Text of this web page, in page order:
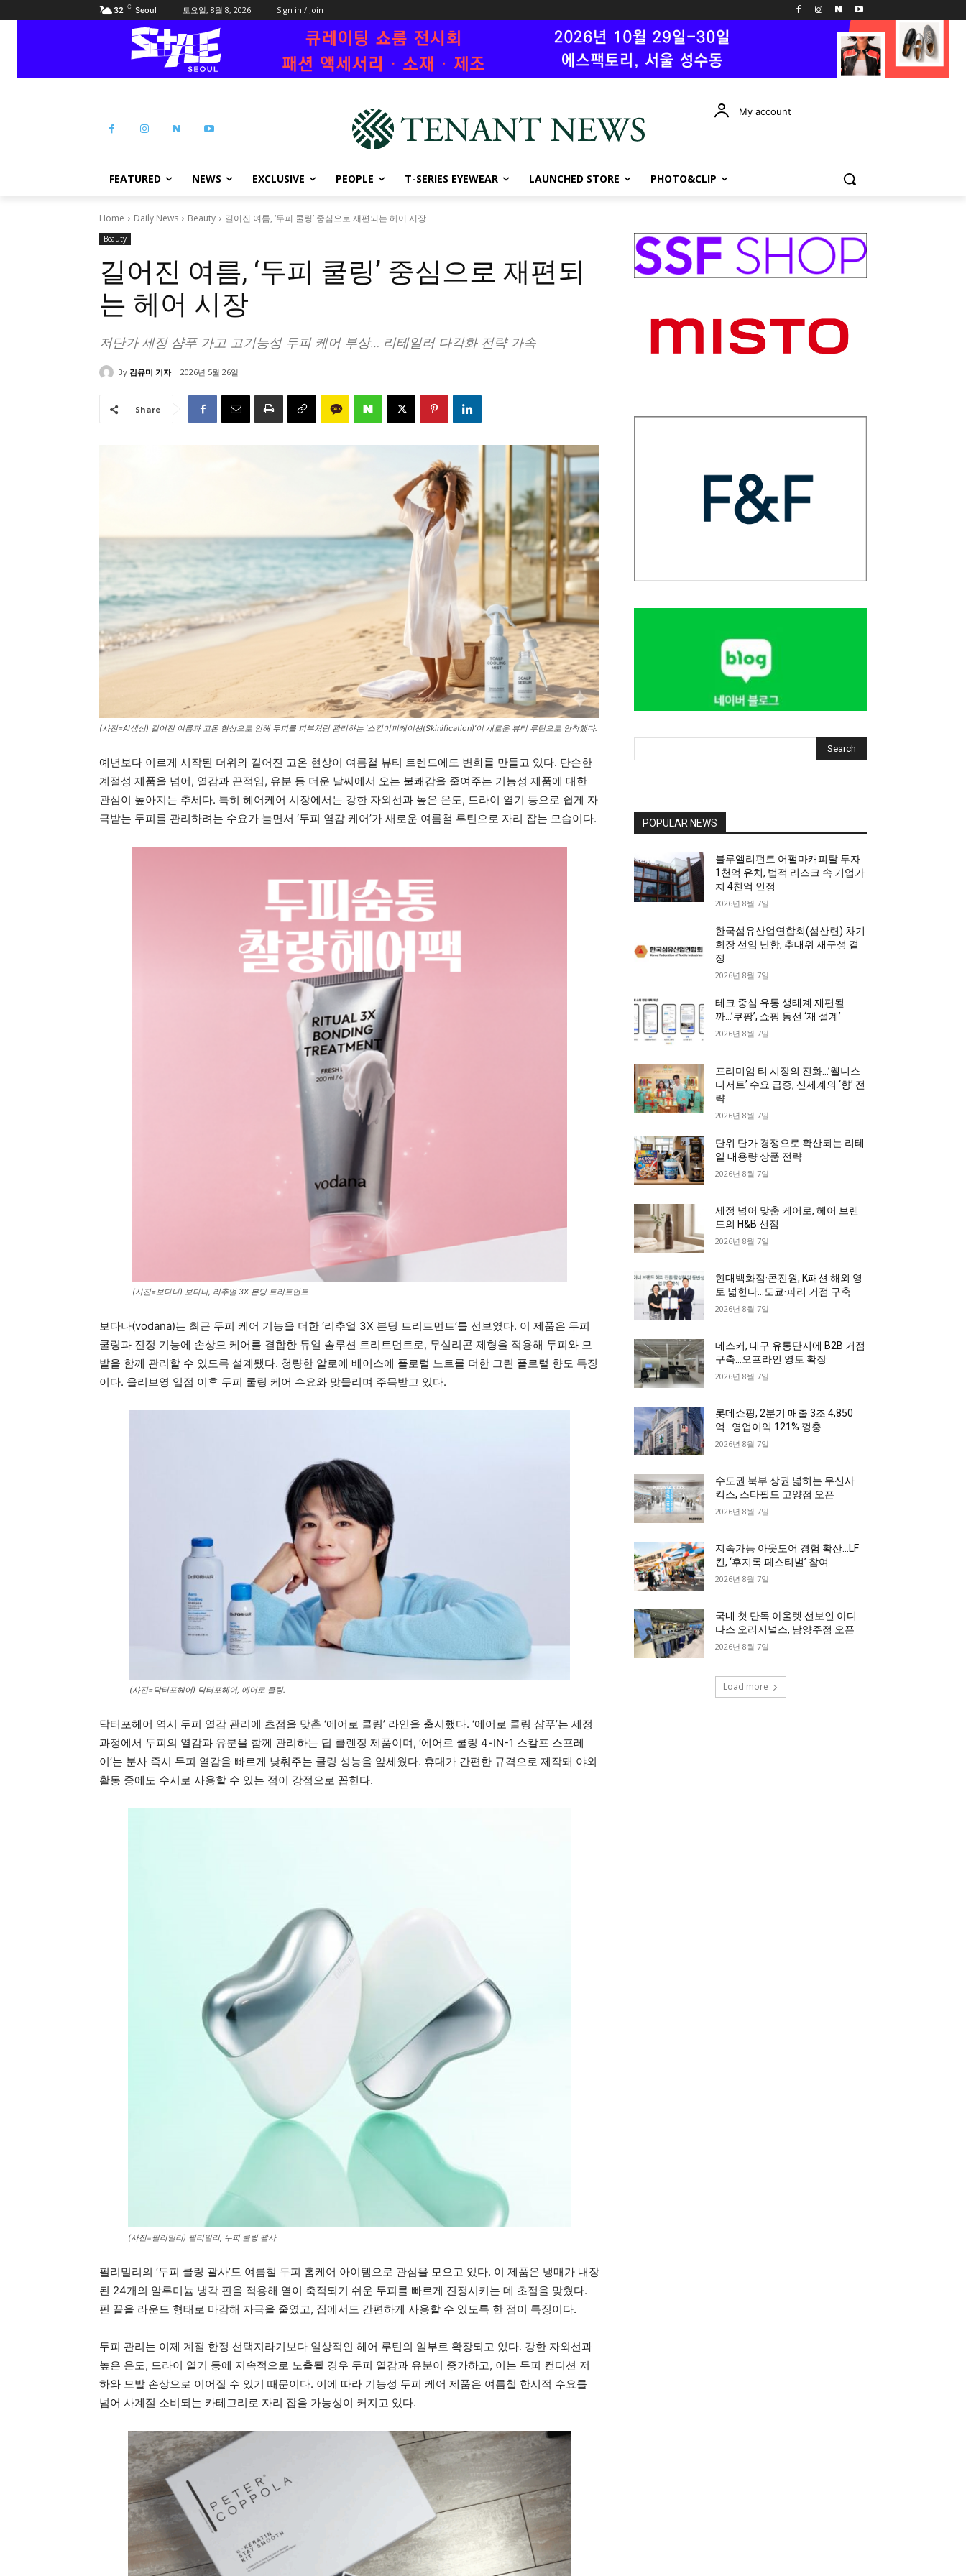
32 C Seoul 토요일, 8월 8, 2026 Sign in / Join
My account
FEATURED NEWS EXCLUSIVE PEOPLE T-SERIES EYEWEAR LAUNCHED STORE PHOTO&CLIP
Home Daily News Beauty 길어진 여름, ‘두피 쿨링’ 중심으로 재편되는 헤어 시장
Beauty
길어진 여름, ‘두피 쿨링’ 중심으로 재편되
는 헤어 시장
저단가 세정 샴푸 가고 고기능성 두피 케어 부상… 리테일러 다각화 전략 가속
By 김유미 기자 2026년 5월 26일
Share
(사진=AI생성) 길어진 여름과 고온 현상으로 인해 두피를 피부처럼 관리하는 ‘스킨이피케이션(Skinification)’이 새로운 뷰티 루틴으로 안착했다.
예년보다 이르게 시작된 더위와 길어진 고온 현상이 여름철 뷰티 트렌드에도 변화를 만들고 있다. 단순한
계절성 제품을 넘어, 열감과 끈적임, 유분 등 더운 날씨에서 오는 불쾌감을 줄여주는 기능성 제품에 대한
관심이 높아지는 추세다. 특히 헤어케어 시장에서는 강한 자외선과 높은 온도, 드라이 열기 등으로 쉽게 자
극받는 두피를 관리하려는 수요가 늘면서 ‘두피 열감 케어’가 새로운 여름철 루틴으로 자리 잡는 모습이다.
(사진=보다나) 보다나, 리추얼 3X 본딩 트리트먼트
보다나(vodana)는 최근 두피 케어 기능을 더한 ‘리추얼 3X 본딩 트리트먼트’를 선보였다. 이 제품은 두피
쿨링과 진정 기능에 손상모 케어를 결합한 듀얼 솔루션 트리트먼트로, 무실리콘 제형을 적용해 두피와 모
발을 함께 관리할 수 있도록 설계됐다. 청량한 알로에 베이스에 플로럴 노트를 더한 그린 플로럴 향도 특징
이다. 올리브영 입점 이후 두피 쿨링 케어 수요와 맞물리며 주목받고 있다.
(사진=닥터포헤어) 닥터포헤어, 에어로 쿨링.
닥터포헤어 역시 두피 열감 관리에 초점을 맞춘 ‘에어로 쿨링’ 라인을 출시했다. ‘에어로 쿨링 샴푸’는 세정
과정에서 두피의 열감과 유분을 함께 관리하는 딥 클렌징 제품이며, ‘에어로 쿨링 4-IN-1 스칼프 스프레
이’는 분사 즉시 두피 열감을 빠르게 낮춰주는 쿨링 성능을 앞세웠다. 휴대가 간편한 규격으로 제작돼 야외
활동 중에도 수시로 사용할 수 있는 점이 강점으로 꼽힌다.
(사진=필리밀리) 필리밀리, 두피 쿨링 괄사
필리밀리의 ‘두피 쿨링 괄사’도 여름철 두피 홈케어 아이템으로 관심을 모으고 있다. 이 제품은 냉매가 내장
된 24개의 알루미늄 냉각 핀을 적용해 열이 축적되기 쉬운 두피를 빠르게 진정시키는 데 초점을 맞췄다.
핀 끝을 라운드 형태로 마감해 자극을 줄였고, 집에서도 간편하게 사용할 수 있도록 한 점이 특징이다.
두피 관리는 이제 계절 한정 선택지라기보다 일상적인 헤어 루틴의 일부로 확장되고 있다. 강한 자외선과
높은 온도, 드라이 열기 등에 지속적으로 노출될 경우 두피 열감과 유분이 증가하고, 이는 두피 컨디션 저
하와 모발 손상으로 이어질 수 있기 때문이다. 이에 따라 기능성 두피 케어 제품은 여름철 한시적 수요를
넘어 사계절 소비되는 카테고리로 자리 잡을 가능성이 커지고 있다.
Search
POPULAR NEWS
블루엘리펀트 어펄마캐피탈 투자
1천억 유치, 법적 리스크 속 기업가
치 4천억 인정
2026년 8월 7일
한국섬유산업연합회(섬산련) 차기
회장 선임 난항, 추대위 재구성 결
정
2026년 8월 7일
테크 중심 유통 생태계 재편될
까…’쿠팡’, 쇼핑 동선 ‘재 설계’
2026년 8월 7일
프리미엄 티 시장의 진화…’웰니스
디저트’ 수요 급증, 신세계의 ‘향’ 전
략
2026년 8월 7일
단위 단가 경쟁으로 확산되는 리테
일 대용량 상품 전략
2026년 8월 7일
세정 넘어 맞춤 케어로, 헤어 브랜
드의 H&B 선점
2026년 8월 7일
현대백화점·콘진원, K패션 해외 영
토 넓힌다…도쿄·파리 거점 구축
2026년 8월 7일
데스커, 대구 유통단지에 B2B 거점
구축…오프라인 영토 확장
2026년 8월 7일
롯데쇼핑, 2분기 매출 3조 4,850
억…영업이익 121% 껑충
2026년 8월 7일
수도권 북부 상권 넓히는 무신사
킥스, 스타필드 고양점 오픈
2026년 8월 7일
지속가능 아웃도어 경험 확산…LF
킨, ‘후지록 페스티벌’ 참여
2026년 8월 7일
국내 첫 단독 아울렛 선보인 아디
다스 오리지널스, 남양주점 오픈
2026년 8월 7일
Load more